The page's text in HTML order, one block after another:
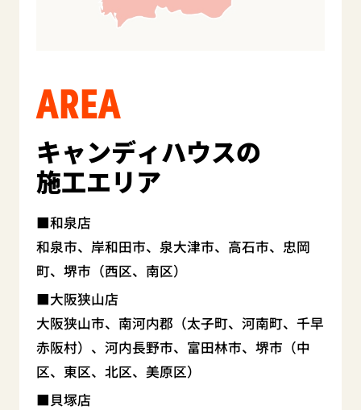
AREA
キャンディハウスの
施工エリア
和泉店
和泉市、岸和田市、泉大津市、高石市、忠岡
町、堺市（西区、南区）
大阪狭山店
大阪狭山市、南河内郡（太子町、河南町、千早
赤阪村）、河内長野市、富田林市、堺市（中
区、東区、北区、美原区）
貝塚店